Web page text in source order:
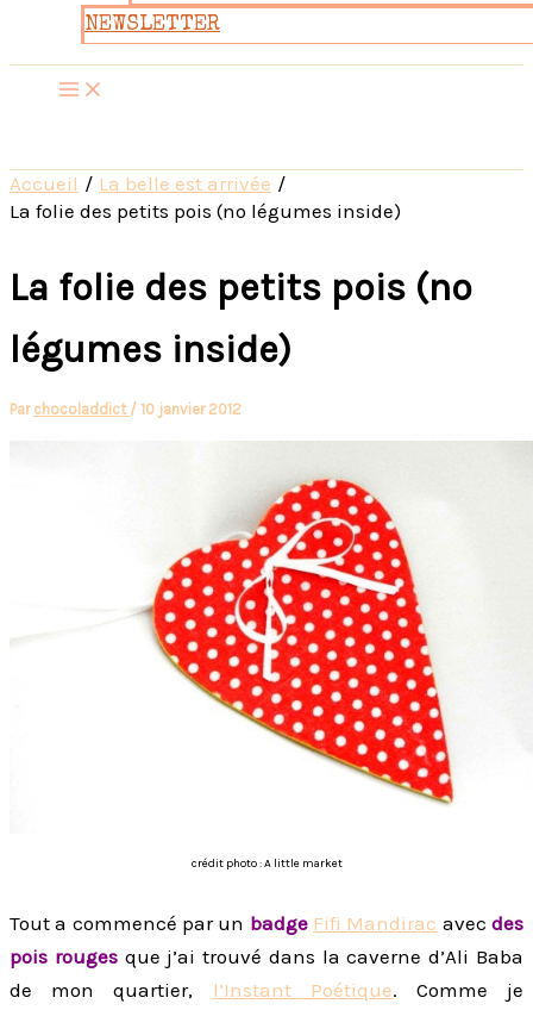
NEWSLETTER
Accueil
La belle est arrivée
La folie des petits pois (no légumes inside)
La folie des petits pois (no
légumes inside)
Par chocoladdict / 10 janvier 2012
crédit photo : A little market
Tout a commencé par un badge Fifi Mandirac avecdes
pois rougesque j’ai trouvé dans la caverne d’Ali Baba
de mon quartier, l’Instant Poétique. Comme je